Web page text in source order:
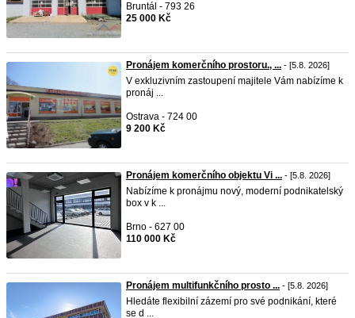
Bruntál - 793 26
25 000 Kč
Pronájem komerčního prostoru., ... - [5.8. 2026]
V exkluzivním zastoupení majitele Vám nabízíme k
pronáj ...
Ostrava - 724 00
9 200 Kč
Pronájem komerčního objektu Vi ... - [5.8. 2026]
Nabízíme k pronájmu nový, moderní podnikatelský
box v k ...
Brno - 627 00
110 000 Kč
Pronájem multifunkčního prosto ... - [5.8. 2026]
Hledáte flexibilní zázemí pro své podnikání, které
se d ...